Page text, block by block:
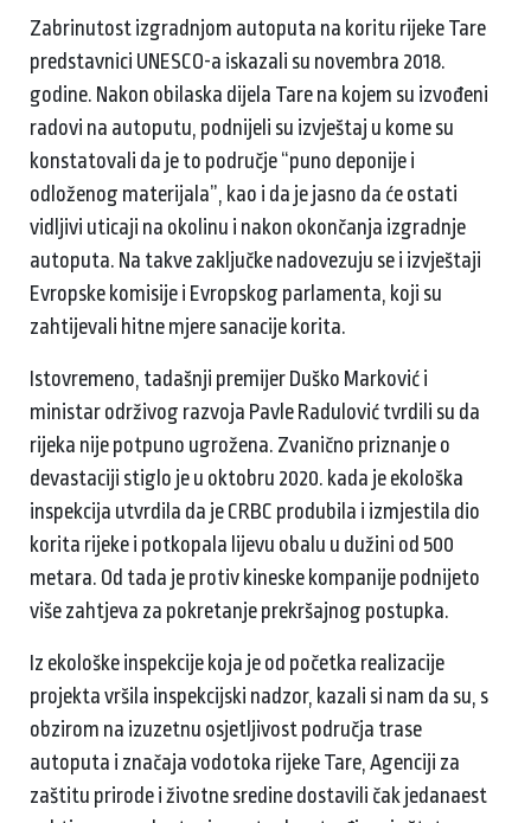
Zabrinutost izgradnjom autoputa na koritu rijeke Tare
predstavnici UNESCO-a iskazali su novembra 2018.
godine. Nakon obilaska dijela Tare na kojem su izvođeni
radovi na autoputu, podnijeli su izvještaj u kome su
konstatovali da je to područje “puno deponije i
odloženog materijala”, kao i da je jasno da će ostati
vidljivi uticaji na okolinu i nakon okončanja izgradnje
autoputa. Na takve zaključke nadovezuju se i izvještaji
Evropske komisije i Evropskog parlamenta, koji su
zahtijevali hitne mjere sanacije korita.
Istovremeno, tadašnji premijer Duško Marković i
ministar održivog razvoja Pavle Radulović tvrdili su da
rijeka nije potpuno ugrožena. Zvanično priznanje o
devastaciji stiglo je u oktobru 2020. kada je ekološka
inspekcija utvrdila da je CRBC produbila i izmjestila dio
korita rijeke i potkopala lijevu obalu u dužini od 500
metara. Od tada je protiv kineske kompanije podnijeto
više zahtjeva za pokretanje prekršajnog postupka.
Iz ekološke inspekcije koja je od početka realizacije
projekta vršila inspekcijski nadzor, kazali si nam da su, s
obzirom na izuzetnu osjetljivost područja trase
autoputa i značaja vodotoka rijeke Tare, Agenciji za
zaštitu prirode i životne sredine dostavili čak jedanaest